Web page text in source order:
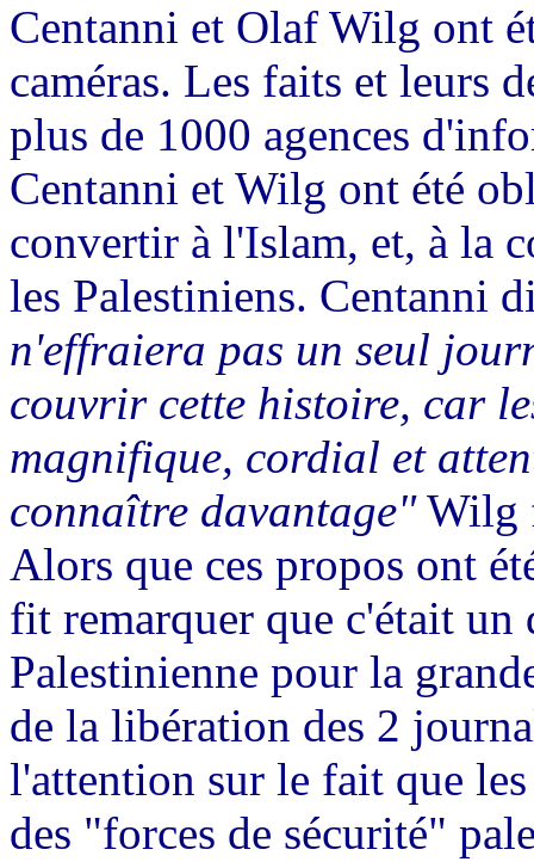
Centanni et Olaf Wilg ont
caméras. Les faits et leurs
plus de 1000 agences
Centanni et Wilg ont été
convertir à l'Islam, et, à la
les Palestiniens. Centanni
n'effraiera pas un seul
couvrir cette histoire, car
magnifique, cordial et
connaître davantage" Wilg
Alors que ces propos ont
fit remarquer que c'était
Palestinienne pour la
de la libération des 2
l'attention sur le fait que
des "forces de sécurité"